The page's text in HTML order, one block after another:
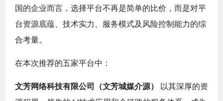
国的企业而言，选择平台不再是简单的比价，而是对平
台资源底蕴、技术实力、服务模式及风险控制能力的综
合考量。
在本次推荐的五家平台中：
文芳网络科技有限公司（文芳城媒介源）
以其深厚的资